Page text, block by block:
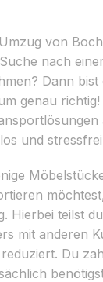
von
nach
Dann
genau
und
Hierbei teilst
mit anderen
Du